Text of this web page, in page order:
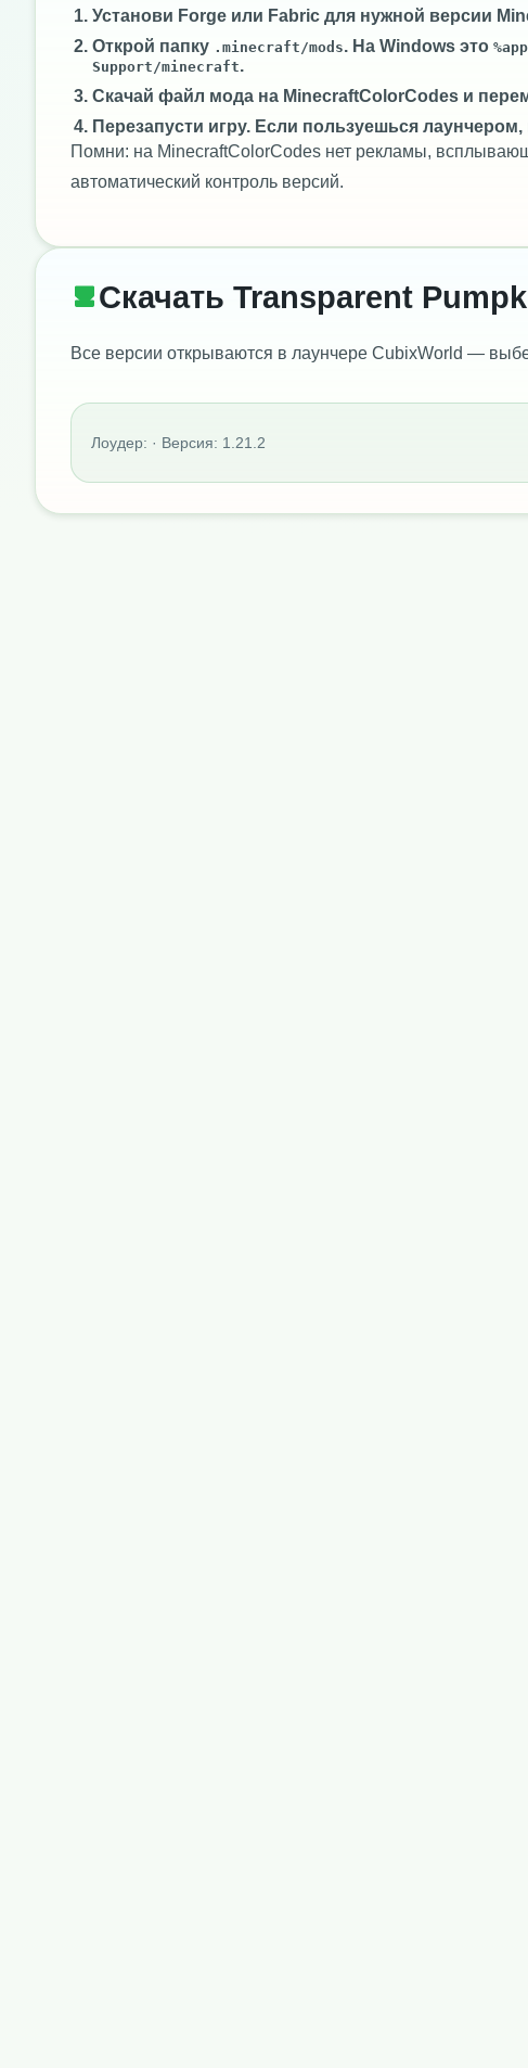
Установи Forge или Fabric для нужной версии
Открой папку .minecraft/mods. На Windows это
Support/minecraft.
Скачай файл мода на MinecraftColorCodes и
Перезапусти игру. Если пользуешься
Помни: на MinecraftColorCodes нет рекламы,
автоматический контроль версий.
Скачать Transparent
Все версии открываются в лаунчере CubixWorld —
Лоудер: · Версия: 1.21.2